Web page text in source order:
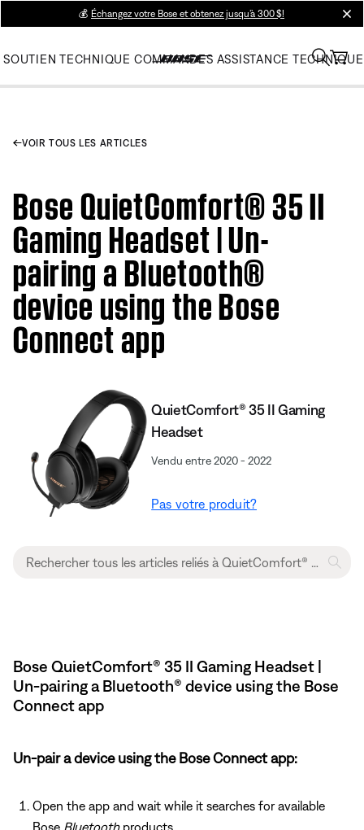
💰 Échangez votre Bose et obtenez jusqu’à 300 $!
SOUTIEN TECHNIQUE COMMANDES ASSISTANCE TECHNIQUE
VOIR TOUS LES ARTICLES
Bose QuietComfort® 35 II
Gaming Headset​ | Un-
pairing a Bluetooth®
device using the Bose
Connect app
QuietComfort® 35 II Gaming
Headset
Vendu entre 2020 - 2022
Pas votre produit?
Bose QuietComfort® 35 II Gaming Headset​ |
Un-pairing a Bluetooth® device using the Bose
Connect app
Un-pair a device using the Bose Connect app:
Open the app and wait while it searches for available
Bose Bluetooth products